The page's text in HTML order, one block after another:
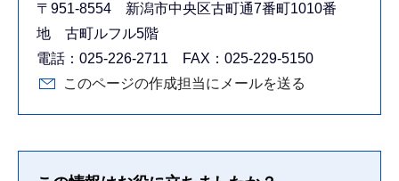
〒951-8554 新潟市中央区古町通7番町1010番
地 古町ルフル5階
電話：025-226-2711 FAX：025-229-5150
このページの作成担当にメールを送る